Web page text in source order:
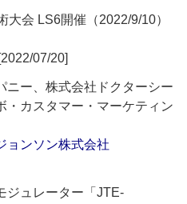
大会 LS6開催（2022/9/10）
[2022/07/20]
ー、株式会社ドクターシー
・カスタマー・マーケティン
ョンソン株式会社
ジュレーター「JTE-